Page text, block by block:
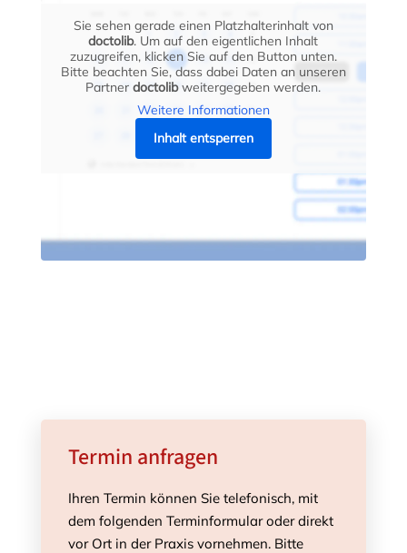
Sie sehen gerade einen Platzhalterinhalt von
doctolib. Um auf den eigentlichen Inhalt
zuzugreifen, klicken Sie auf den Button unten.
Bitte beachten Sie, dass dabei Daten an unseren
Partnerdoctolibweitergegeben werden.
Weitere Informationen
Inhalt entsperren
Termin anfragen
Ihren Termin können Sie telefonisch, mit
dem folgenden Terminformular oder direkt
vor Ort in der Praxis vornehmen. Bitte